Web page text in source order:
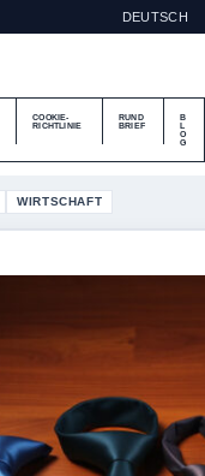
DEUTSCH
COOKIE-
RICHTLINIE
RUND
BRIEF
B
O
G
WIRTSCHAFT